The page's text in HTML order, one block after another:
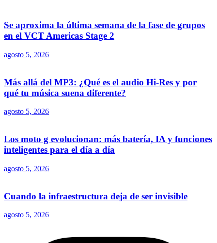
Se aproxima la última semana de la fase de grupos
en el VCT Americas Stage 2
agosto 5, 2026
Más allá del MP3: ¿Qué es el audio Hi-Res y por
qué tu música suena diferente?
agosto 5, 2026
Los moto g evolucionan: más batería, IA y funciones
inteligentes para el día a día
agosto 5, 2026
Cuando la infraestructura deja de ser invisible
agosto 5, 2026